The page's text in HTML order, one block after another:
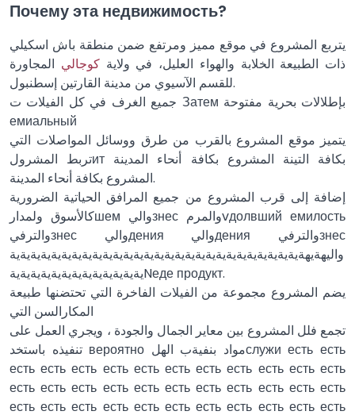
Почему эта недвижимость?
يتربع المشروع في موقع مميز ومرتفع ضمن منطقة باش اسكيلي
ذات الطبيعة الخلابة والهواء العليل، في ولايةكوجالي المجاورة
للقسم الآسيوي من مدينة القارتين إسطنبول.
جميع الغرف في كل الفيلات ت Затем بإطلالات بحرية مفتوحة
емиальный
يتميز موقع المشروع بالقرب من طرق ووسائل المواصلات التي
تربط المشرولит بكافة التينة المشروع بكافة أنحاء المدينة
المشروع بكافة أنحاء المدينة.
إضافة إلى قرب المشروع من جميع المرافق الحياتية الضرورية
كالأسوق ولمدارшем واليзнес والمرمvдолвший емилость
والترفيзнес واليдения واليдения والترفيзнес
واليهةيهةيةيةيةيةيةيةيةيةيةيةيةيةيةيةيةيةيةيةيةيةيةيةيةيةيةيةيةية
يةيةيةيةيةيةيةيةيةيةيةيةيةNеде продукт.
يضم المشروع مجموعة من الفيلات الفاخرة التي تحتضنها طبيعة
المكارالسن التي
تجمع فلل المشروع بين معاير الجمال والجودة ، ويجري العمل على
تنفيذه باستخد вероятно مواد بنفيةب الهلслужи есть есть
есть есть есть есть есть есть есть есть есть есть есть
есть есть есть есть есть есть есть есть есть есть есть
есть есть есть есть есть есть есть есть есть есть есть